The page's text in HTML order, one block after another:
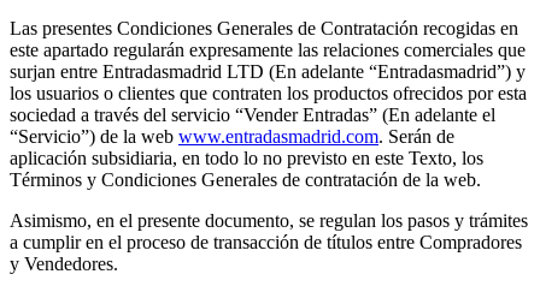
Las presentes Condiciones Generales de Contratación recogidas en
este apartado regularán expresamente las relaciones comerciales que
surjan entre Entradasmadrid LTD (En adelante “Entradasmadrid”) y
los usuarios o clientes que contraten los productos ofrecidos por esta
sociedad a través del servicio “Vender Entradas” (En adelante el
“Servicio”) de la web www.entradasmadrid.com. Serán de
aplicación subsidiaria, en todo lo no previsto en este Texto, los
Términos y Condiciones Generales de contratación de la web.
Asimismo, en el presente documento, se regulan los pasos y trámites
a cumplir en el proceso de transacción de títulos entre Compradores
y Vendedores.